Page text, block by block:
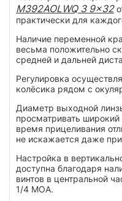
M392AOLWQ 3 9x32
практически для
Наличие переменной
весьма положительно
средней и дальней
Регулировка
колёсика рядом с
Диаметр выходной
просматривать
время прицеливания
не искажается даже
Настройка в
доступна благодаря
винтов в центральной
1/4 МОА.